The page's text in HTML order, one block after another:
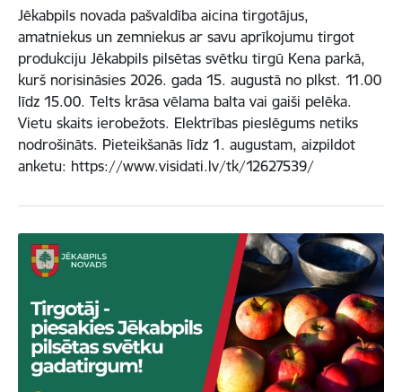
Jēkabpils novada pašvaldība aicina tirgotājus,
amatniekus un zemniekus ar savu aprīkojumu tirgot
produkciju Jēkabpils pilsētas svētku tirgū Kena parkā,
kurš norisināsies 2026. gada 15. augustā no plkst. 11.00
līdz 15.00. Telts krāsa vēlama balta vai gaiši pelēka.
Vietu skaits ierobežots. Elektrības pieslēgums netiks
nodrošināts. Pieteikšanās līdz 1. augustam, aizpildot
anketu: https://www.visidati.lv/tk/12627539/